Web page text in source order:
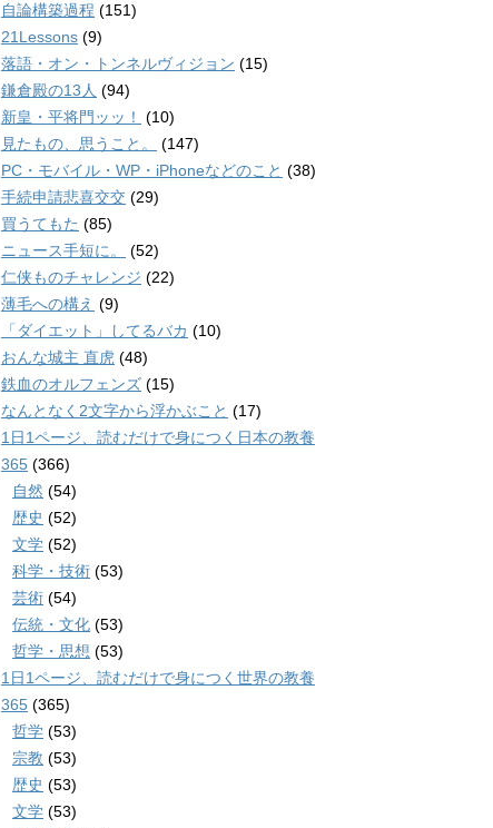
自論構築過程 (151)
21Lessons (9)
落語・オン・トンネルヴィジョン (15)
鎌倉殿の13人 (94)
新皇・平将門ッッ！
(10)
見たもの、思うこと。
(147)
PC・モバイル・WP・iPhoneなどのこと (38)
手続申請悲喜交交 (29)
買うてもた (85)
ニュース手短に。
(52)
仁侠ものチャレンジ (22)
薄毛への構え (9)
「ダイエット」してるバカ (10)
おんな城主 直虎 (48)
鉄血のオルフェンズ (15)
なんとなく2文字から浮かぶこと (17)
1日1ページ、読むだけで身につく日本の教養
365 (366)
自然 (54)
歴史 (52)
文学 (52)
科学・技術 (53)
芸術 (54)
伝統・文化 (53)
哲学・思想 (53)
1日1ページ、読むだけで身につく世界の教養
365 (365)
哲学 (53)
宗教 (53)
歴史 (53)
文学 (53)